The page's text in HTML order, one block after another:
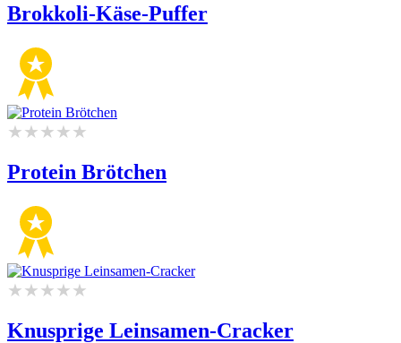
Brokkoli-Käse-Puffer
Protein Brötchen
Knusprige Leinsamen-Cracker